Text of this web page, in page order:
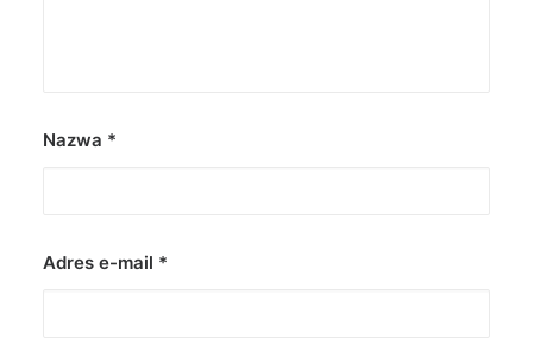
Nazwa *
Adres e-mail *